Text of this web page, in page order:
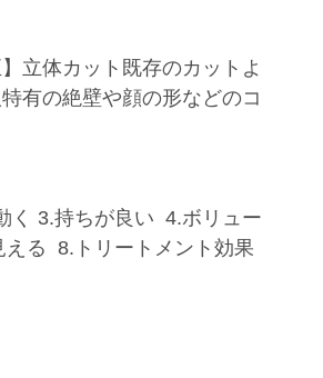
立体カット既存のカットよ
有の絶壁や顔の形などのコ
3.持ちが良い  4.ボリュー
る  8.トリートメント効果